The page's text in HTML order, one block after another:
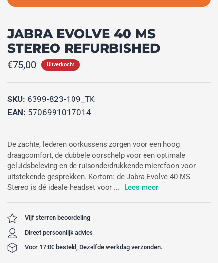
JABRA EVOLVE 40 MS
STEREO REFURBISHED
€75,00 Uitverkocht
SKU: 6399-823-109_TK
EAN: 5706991017014
De zachte, lederen oorkussens zorgen voor een hoog
draagcomfort, de dubbele oorschelp voor een optimale
geluidsbeleving en de ruisonderdrukkende microfoon voor
uitstekende gesprekken. Kortom: de Jabra Evolve 40 MS
Stereo is dé ideale headset voor ...
Lees meer
Vijf sterren beoordeling
Direct persoonlijk advies
Voor 17:00 besteld, Dezelfde werkdag verzonden.